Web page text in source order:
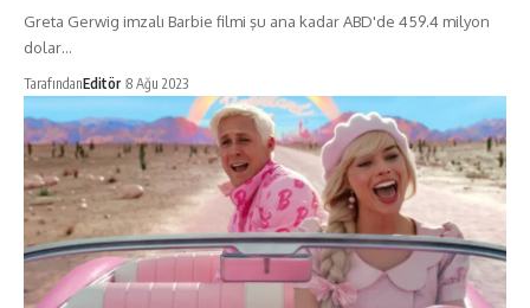
Greta Gerwig imzalı Barbie filmi şu ana kadar ABD'de 459.4 milyon
dolar…
TarafındanEditör 8 Ağu 2023